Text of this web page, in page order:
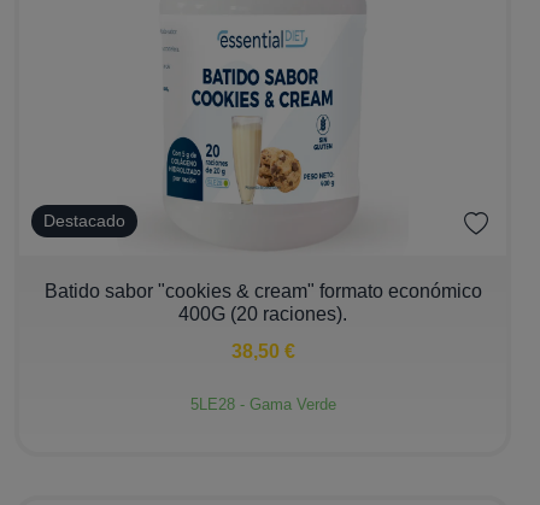
Destacado
− +
Batido sabor "cookies & cream" formato económico
400G (20 raciones).
38,50 €
5LE28 - Gama Verde